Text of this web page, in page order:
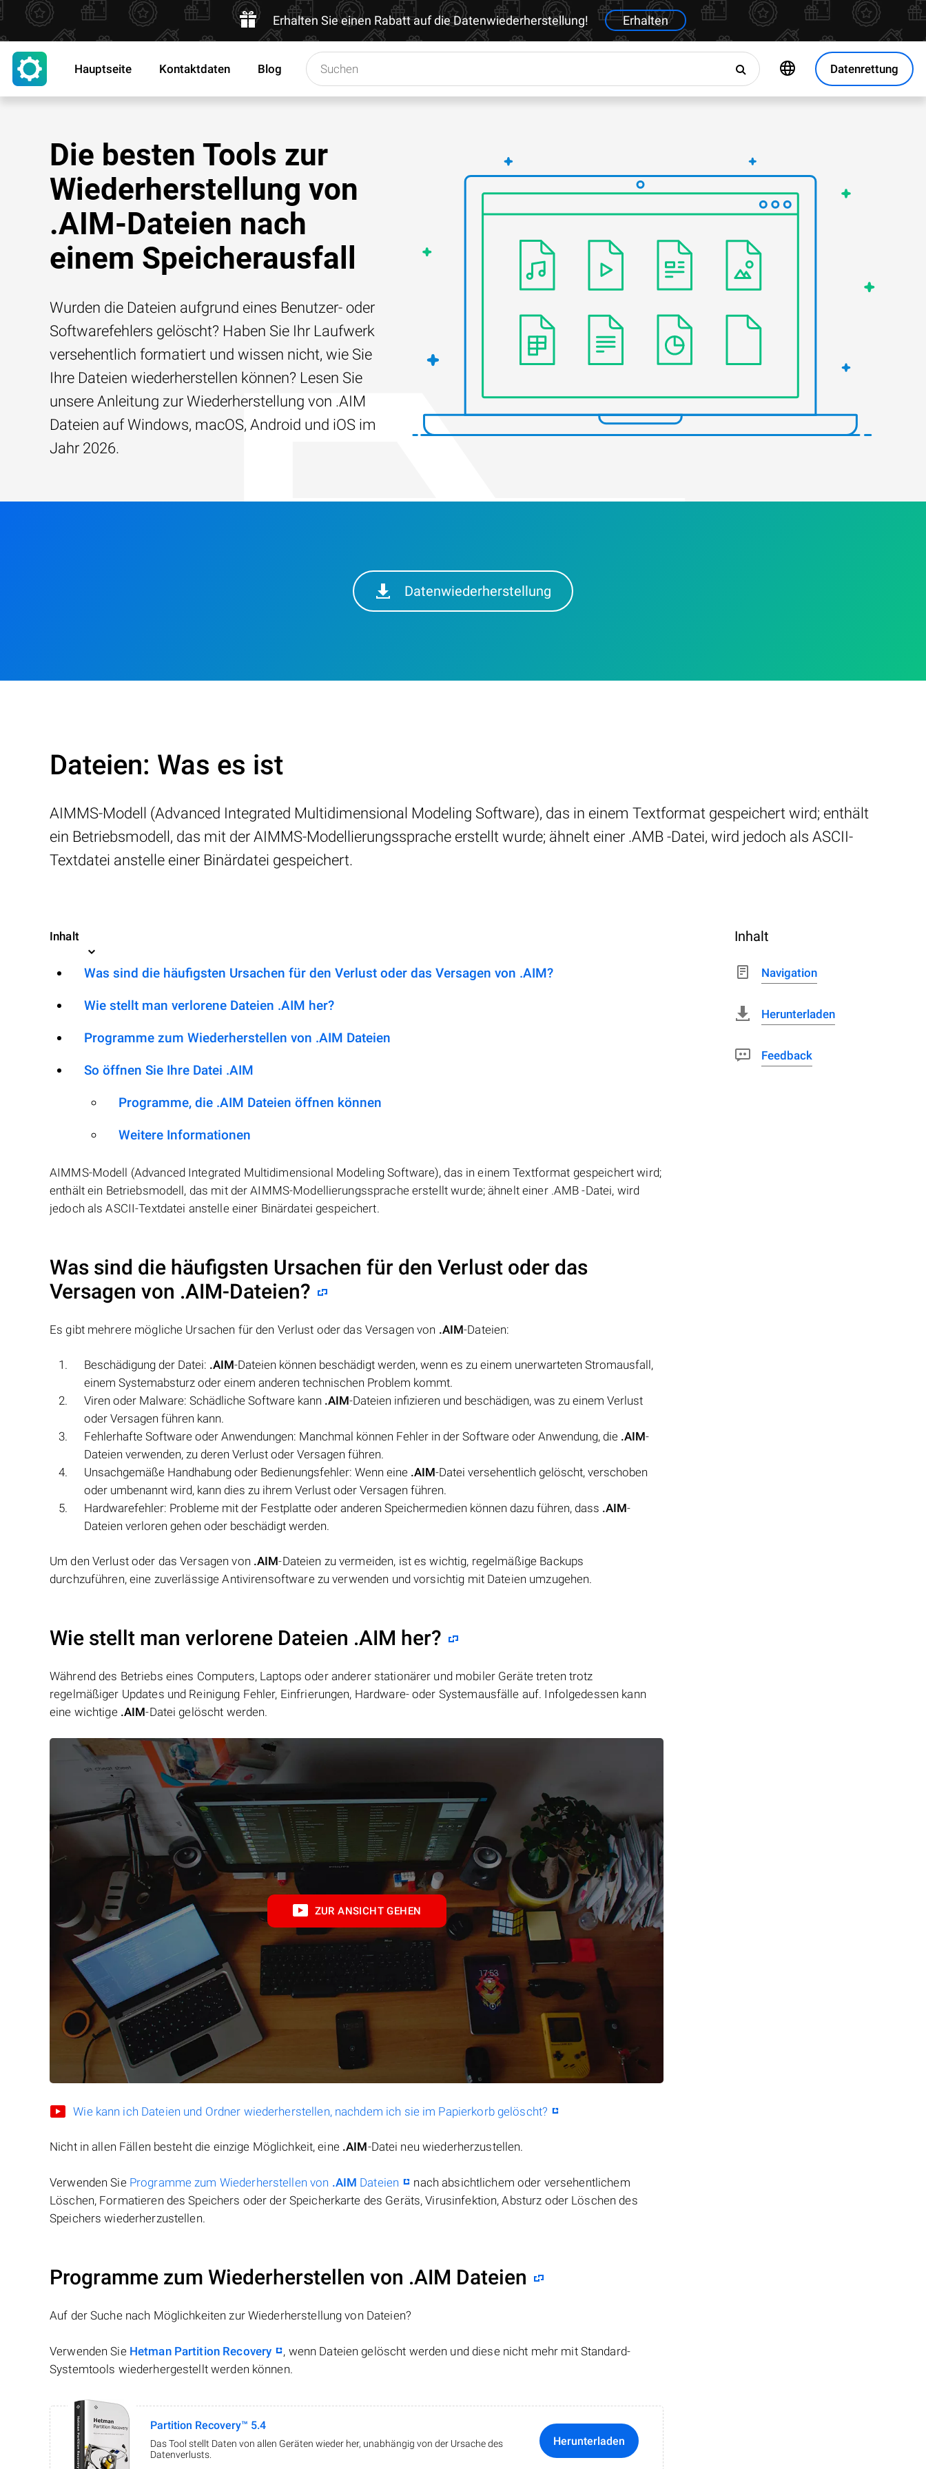
Erhalten Sie einen Rabatt auf die Datenwiederherstellung! Erhalten
Datenrettung
Hauptseite Kontaktdaten Blog
Die besten Tools zur
Wiederherstellung von
.AIM-Dateien nach
einem Speicherausfall
Wurden die Dateien aufgrund eines Benutzer- oder
Softwarefehlers gelöscht? Haben Sie Ihr Laufwerk
versehentlich formatiert und wissen nicht, wie Sie
Ihre Dateien wiederherstellen können? Lesen Sie
unsere Anleitung zur Wiederherstellung von .AIM
Dateien auf Windows, macOS, Android und iOS im
Jahr 2026.
Datenwiederherstellung
Dateien: Was es ist
AIMMS-Modell (Advanced Integrated Multidimensional Modeling Software), das in einem Textformat gespeichert wird; enthält
ein Betriebsmodell, das mit der AIMMS-Modellierungssprache erstellt wurde; ähnelt einer .AMB -Datei, wird jedoch als ASCII-
Textdatei anstelle einer Binärdatei gespeichert.
Inhalt
Was sind die häufigsten Ursachen für den Verlust oder das Versagen von .AIM?
Wie stellt man verlorene Dateien .AIM her?
Programme zum Wiederherstellen von .AIM Dateien
So öffnen Sie Ihre Datei .AIM
Programme, die .AIM Dateien öffnen können
Weitere Informationen
AIMMS-Modell (Advanced Integrated Multidimensional Modeling Software), das in einem Textformat gespeichert wird;
enthält ein Betriebsmodell, das mit der AIMMS-Modellierungssprache erstellt wurde; ähnelt einer .AMB -Datei, wird
jedoch als ASCII-Textdatei anstelle einer Binärdatei gespeichert.
Was sind die häufigsten Ursachen für den Verlust oder das
Versagen von .AIM-Dateien?
Es gibt mehrere mögliche Ursachen für den Verlust oder das Versagen von .AIM-Dateien:
Beschädigung der Datei: .AIM-Dateien können beschädigt werden, wenn es zu einem unerwarteten Stromausfall,
einem Systemabsturz oder einem anderen technischen Problem kommt.
Viren oder Malware: Schädliche Software kann .AIM-Dateien infizieren und beschädigen, was zu einem Verlust
oder Versagen führen kann.
Fehlerhafte Software oder Anwendungen: Manchmal können Fehler in der Software oder Anwendung, die .AIM-
Dateien verwenden, zu deren Verlust oder Versagen führen.
Unsachgemäße Handhabung oder Bedienungsfehler: Wenn eine .AIM-Datei versehentlich gelöscht, verschoben
oder umbenannt wird, kann dies zu ihrem Verlust oder Versagen führen.
Hardwarefehler: Probleme mit der Festplatte oder anderen Speichermedien können dazu führen, dass .AIM-
Dateien verloren gehen oder beschädigt werden.
Um den Verlust oder das Versagen von .AIM-Dateien zu vermeiden, ist es wichtig, regelmäßige Backups
durchzuführen, eine zuverlässige Antivirensoftware zu verwenden und vorsichtig mit Dateien umzugehen.
Wie stellt man verlorene Dateien .AIM her?
Während des Betriebs eines Computers, Laptops oder anderer stationärer und mobiler Geräte treten trotz
regelmäßiger Updates und Reinigung Fehler, Einfrierungen, Hardware- oder Systemausfälle auf. Infolgedessen kann
eine wichtige .AIM-Datei gelöscht werden.
ZUR ANSICHT GEHEN
Wie kann ich Dateien und Ordner wiederherstellen, nachdem ich sie im Papierkorb gelöscht?
Nicht in allen Fällen besteht die einzige Möglichkeit, eine .AIM-Datei neu wiederherzustellen.
Verwenden Sie Programme zum Wiederherstellen von .AIM Dateien
nach absichtlichem oder versehentlichem
Löschen, Formatieren des Speichers oder der Speicherkarte des Geräts, Virusinfektion, Absturz oder Löschen des
Speichers wiederherzustellen.
Programme zum Wiederherstellen von .AIM Dateien
Auf der Suche nach Möglichkeiten zur Wiederherstellung von Dateien?
Verwenden Sie Hetman Partition Recovery
, wenn Dateien gelöscht werden und diese nicht mehr mit Standard-
Systemtools wiederhergestellt werden können.
Partition Recovery™ 5.4
Das Tool stellt Daten von allen Geräten wieder her, unabhängig von der Ursache des
Datenverlusts.
Herunterladen
Inhalt
Navigation
Herunterladen
Feedback